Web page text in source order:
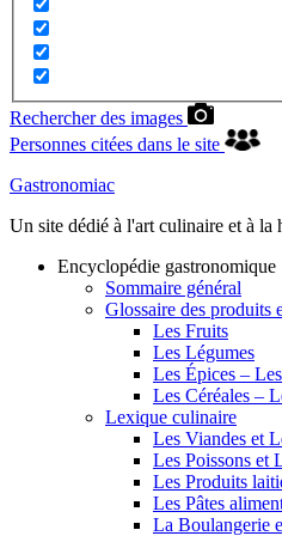
Rechercher des images
Personnes citées dans le site
Gastronomiac
Un site dédié à l'art culinaire et à la
Encyclopédie gastronomique
Sommaire général
Glossaire des produits
Les Fruits
Les Légumes
Les Épices –
Les Céréales –
Lexique culinaire
Les Viandes et
Les Poissons et
Les Produits
Les Pâtes
La Boulangerie